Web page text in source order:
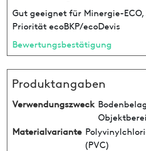
Gut geeignet für Minergie-ECO,
Priorität ecoBKP/ecoDevis
Bewertungsbestätigung
Produktangaben
Verwendungszweck
Materialvariante
(PVC)